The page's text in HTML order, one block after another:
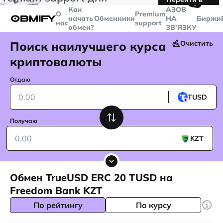
больше
$5000
Telegram
О
нас
Как
начать
обмен?
ОбменникиPremium
support
🤙
AЗОВ
НА
ЗВ'ЯЗКУ
Биржи
Поиск наилучшего курса
криптовалюты
Очистить
Отдаю
TUSD
Получаю
KZT
Обмен TrueUSD ERC 20 TUSD на
Freedom Bank KZT
По рейтингу По курсу